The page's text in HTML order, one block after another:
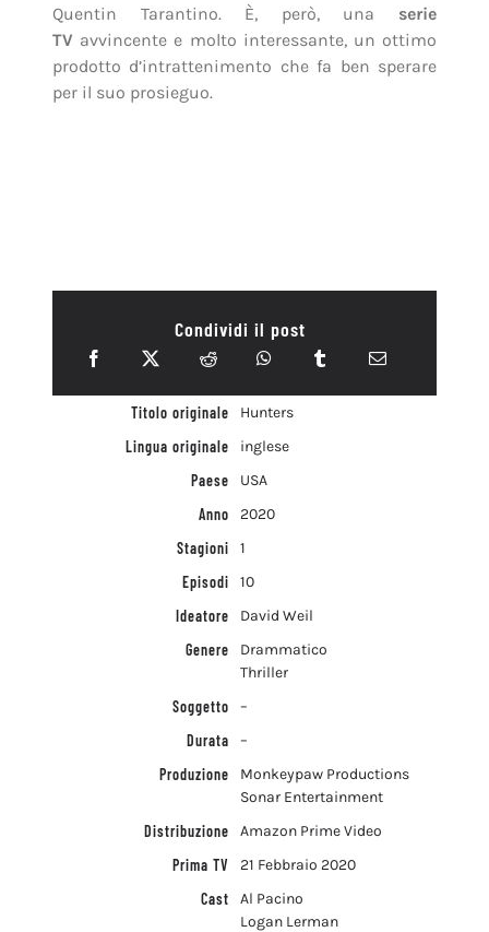
Quentin Tarantino. È, però, una serie
TV avvincente e molto interessante, un ottimo
prodotto d’intrattenimento che fa ben sperare
per il suo prosieguo.
Condividi il post
Titolo originale
Hunters
Lingua originale
inglese
Paese
USA
Anno
2020
Stagioni
1
Episodi
10
Ideatore
David Weil
Genere
Drammatico
Thriller
Soggetto
–
Durata
–
Produzione
Monkeypaw Productions
Sonar Entertainment
Distribuzione
Amazon Prime Video
Prima TV
21 Febbraio 2020
Cast
Al Pacino
Logan Lerman